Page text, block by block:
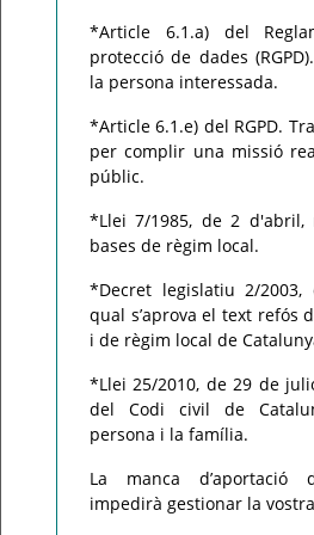
*Article 6.1.a) del
protecció de dades
la persona interessada.
*Article 6.1.e) del RGPD.
per complir una missió
públic.
*Llei 7/1985, de 2 d'abril,
bases de règim local.
*Decret legislatiu 2/2003,
qual s’aprova el text refós
i de règim local de
*Llei 25/2010, de 29 de
del Codi civil de
persona i la família.
La manca d’aportació
impedirà gestionar la